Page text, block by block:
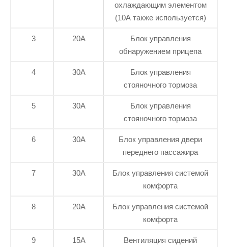
охлаждающим элементом
(10А также используется)
3 20А
Блок управления
обнаружением прицепа
4 30А
Блок управления
стояночного тормоза
5 30А
Блок управления
стояночного тормоза
6 30А
Блок управления двери
переднего пассажира
7 30А
Блок управления системой
комфорта
8 20А
Блок управления системой
комфорта
9 15А Вентиляция сидений